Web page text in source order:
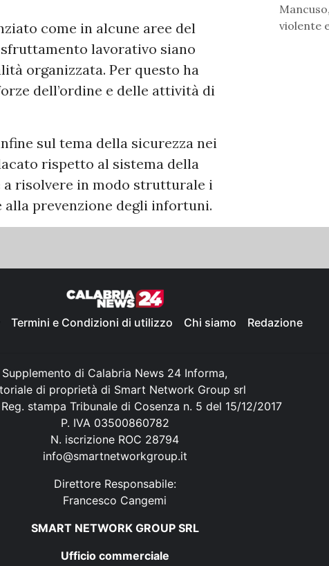
come in alcune aree del
lavorativo siano
organizzata. Per questo ha
dell’ordine e delle attività di
sul tema della sicurezza nei
rispetto al sistema della
risolvere in modo strutturale i
prevenzione degli infortuni.
violente
Termini e Condizioni di utilizzo Chi siamo Redazione
Supplemento di Calabria News 24 Informa,
di proprietà di Smart Network Group srl
stampa Tribunale di Cosenza n. 5 del 15/12/2017
P. IVA 03500860782
N. iscrizione ROC 28794
info@smartnetworkgroup.it
Direttore Responsabile:
Francesco Cangemi
SMART NETWORK GROUP SRL
Ufficio commerciale